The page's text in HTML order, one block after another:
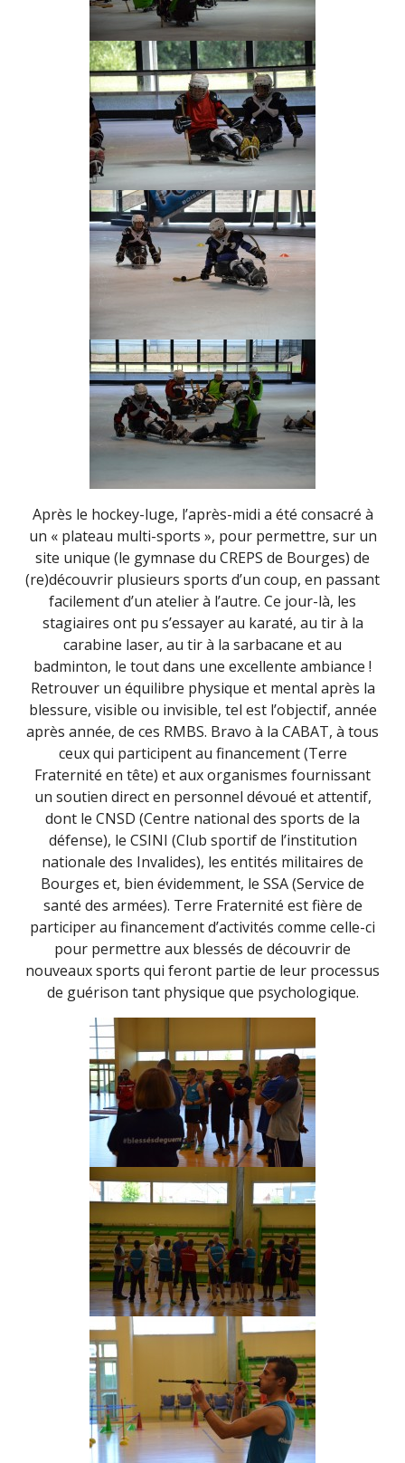
Après le hockey-luge, l’après-midi a été consacré à
un « plateau multi-sports », pour permettre, sur un
site unique (le gymnase du CREPS de Bourges) de
(re)découvrir plusieurs sports d’un coup, en passant
facilement d’un atelier à l’autre. Ce jour-là, les
stagiaires ont pu s’essayer au karaté, au tir à la
carabine laser, au tir à la sarbacane et au
badminton, le tout dans une excellente ambiance !
Retrouver un équilibre physique et mental après la
blessure, visible ou invisible, tel est l’objectif, année
après année, de ces RMBS. Bravo à la CABAT, à tous
ceux qui participent au financement (Terre
Fraternité en tête) et aux organismes fournissant
un soutien direct en personnel dévoué et attentif,
dont le CNSD (Centre national des sports de la
défense), le CSINI (Club sportif de l’institution
nationale des Invalides), les entités militaires de
Bourges et, bien évidemment, le SSA (Service de
santé des armées). Terre Fraternité est fière de
participer au financement d’activités comme celle-ci
pour permettre aux blessés de découvrir de
nouveaux sports qui feront partie de leur processus
de guérison tant physique que psychologique.